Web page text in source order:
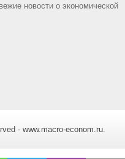
новости о экономической
- www.macro-econom.ru.